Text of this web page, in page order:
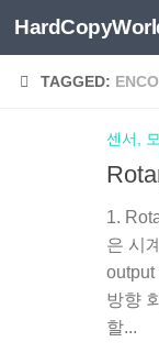
Skip to content
TAGGED:
센서,
1.
은 시
output
방향
할...